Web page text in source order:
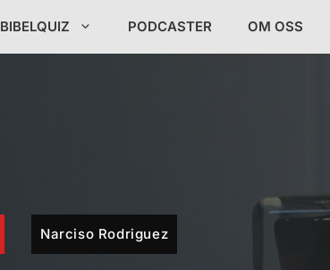
BIBELQUIZ PODCASTER OM OSS
Narciso Rodriguez